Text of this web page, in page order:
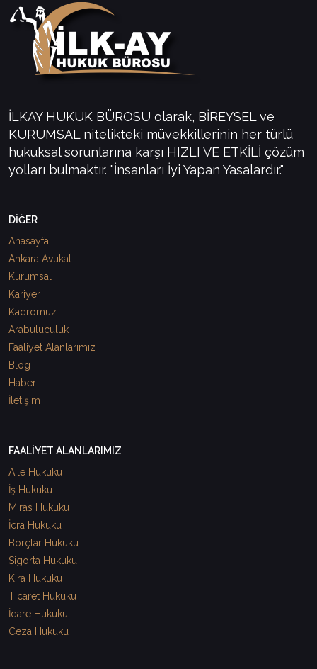
İLKAY HUKUK BÜROSU olarak, BİREYSEL ve
KURUMSAL nitelikteki müvekkillerinin her türlü
hukuksal sorunlarına karşı HIZLI VE ETKİLİ çözüm
yolları bulmaktır. "İnsanları İyi Yapan Yasalardır."
DİĞER
Anasayfa
Ankara Avukat
Kurumsal
Kariyer
Kadromuz
Arabuluculuk
Faaliyet Alanlarımız
Blog
Haber
İletişim
FAALİYET ALANLARIMIZ
Aile Hukuku
İş Hukuku
Miras Hukuku
İcra Hukuku
Borçlar Hukuku
Sigorta Hukuku
Kira Hukuku
Ticaret Hukuku
İdare Hukuku
Ceza Hukuku